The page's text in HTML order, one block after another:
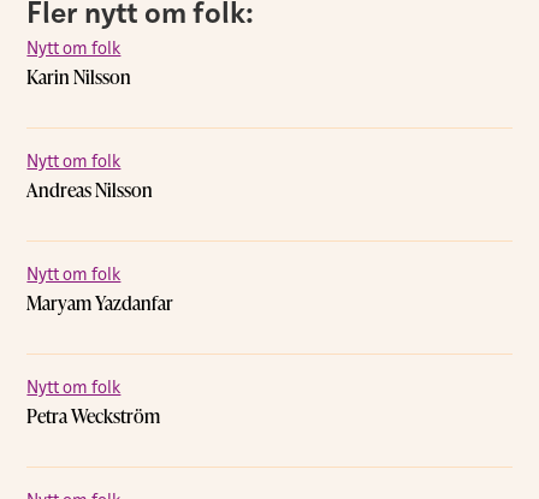
Fler nytt om folk:
Nytt om folk
Karin Nilsson
Nytt om folk
Andreas Nilsson
Nytt om folk
Maryam Yazdanfar
Nytt om folk
Petra Weckström